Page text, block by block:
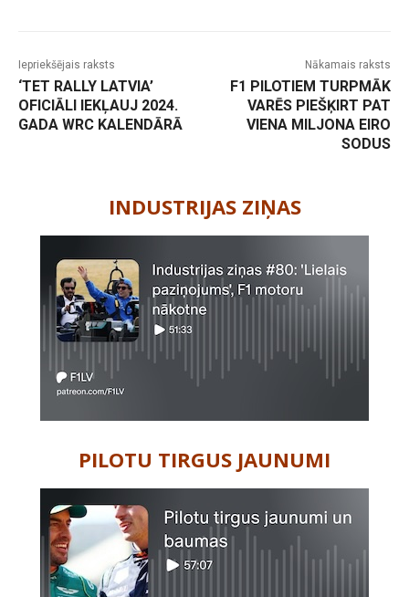
Iepriekšējais raksts
‘TET RALLY LATVIA’
OFICIĀLI IEKĻAUJ 2024.
GADA WRC KALENDĀRĀ
Nākamais raksts
F1 PILOTIEM TURPMĀK
VARĒS PIEŠĶIRT PAT
VIENA MILJONA EIRO
SODUS
INDUSTRIJAS ZIŅAS
PILOTU TIRGUS JAUNUMI